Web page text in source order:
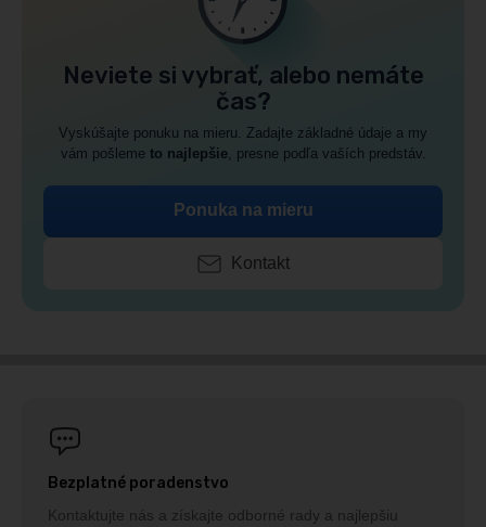
Neviete si vybrať, alebo nemáte
čas?
Vyskúšajte ponuku na mieru. Zadajte základné údaje a my
vám pošleme to najlepšie, presne podľa vaších predstáv.
Ponuka na mieru
Kontakt
Bezplatné poradenstvo
Kontaktujte nás a získajte odborné rady a najlepšiu